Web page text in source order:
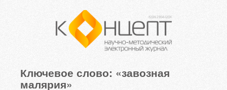
Ключевое слово: «завозная
малярия»